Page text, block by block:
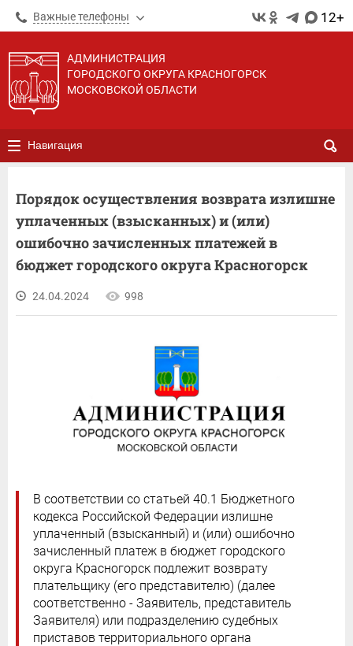
Важные телефоны 12+
АДМИНИСТРАЦИЯ
ГОРОДСКОГО ОКРУГА КРАСНОГОРСК
МОСКОВСКОЙ ОБЛАСТИ
Навигация
Порядок осуществления возврата излишне
уплаченных (взысканных) и (или)
ошибочно зачисленных платежей в
бюджет городского округа Красногорск
24.04.2024 998
В соответствии со статьей 40.1 Бюджетного
кодекса Российской Федерации излишне
уплаченный (взысканный) и (или) ошибочно
зачисленный платеж в бюджет городского
округа Красногорск подлежит возврату
плательщику (его представителю) (далее
соответственно - Заявитель, представитель
Заявителя) или подразделению судебных
приставов территориального органа